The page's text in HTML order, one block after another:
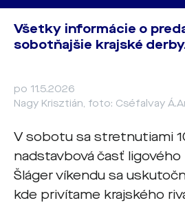
Všetky informácie o
sobotňajšie krajské
po 11.5.2026
Nagy Krisztián, foto: Cséfalvay
V sobotu sa stretnutiami
nadstavbová časť
Šláger víkendu sa
kde privítame krajského